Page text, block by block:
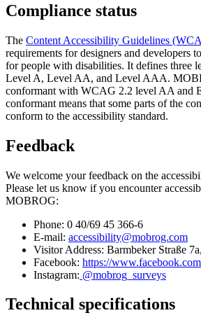
Compliance status
The Content Accessibility Guidelines
requirements for designers and developers
for people with disabilities. It defines three
Level A, Level AA, and Level AAA.
conformant with WCAG 2.2 level AA and
conformant means that some parts of the
conform to the accessibility standard.
Feedback
We welcome your feedback on the
Please let us know if you encounter
MOBROG:
Phone: 0 40/69 45 366-6
E-mail: accessibility@mobrog.com
Visitor Address: Barmbeker Straße
Facebook: https://
Instagram: @mobrog_surveys
Technical specifications